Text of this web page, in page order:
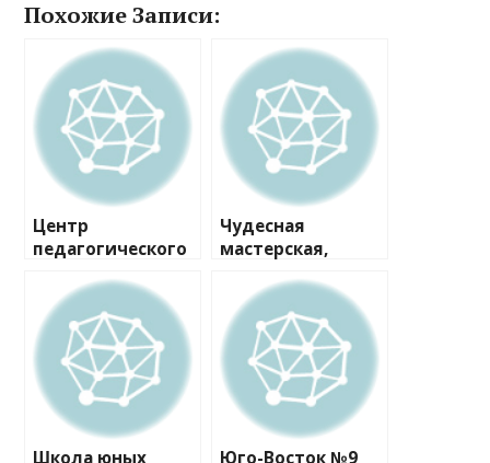
Похожие Записи:
Центр
педагогического
Чудесная
мастерская,
Школа юных Юго-Восток №9